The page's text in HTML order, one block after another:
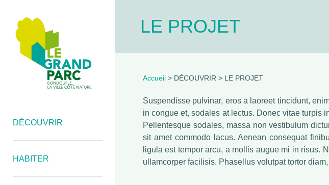
DÉCOUVRIR
HABITER
LE PROJET
Accueil > DÉCOUVRIR > LE PROJET
Suspendisse pulvinar, eros a laoreet tincidunt,
in congue et, sodales at lectus. Donec vitae turpis
Pellentesque sodales, massa non vestibulum
sit amet commodo lacus. Aenean consequat
ligula est tempor arcu, a mollis augue mi in risus.
ullamcorper facilisis. Phasellus volutpat tortor